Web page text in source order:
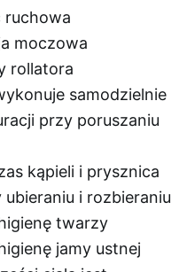
ruchowa
moczowa
rollatora
samodzielnie
przy poruszaniu
kąpieli i prysznica
i rozbieraniu
twarzy
jamy ustnej